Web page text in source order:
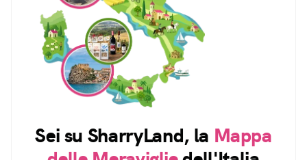
Sei su SharryLand, la Mappa